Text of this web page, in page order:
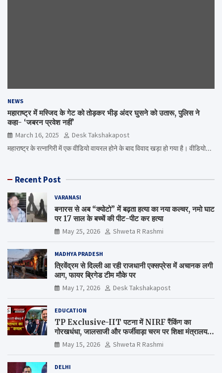
NEWS
महाराष्ट्र में मस्जिद के गेट को तोड़कर भीड़ अंदर घुसने को उतारू, पुलिस ने
कहा- ‘जबरन प्रवेश नहीं’
March 16, 2025
Desk Takshakapost
महाराष्ट्र के रत्नागिरी में एक वीडियो वायरल होने के बाद विवाद खड़ा हो गया है। वीडियो…
Recent Post
VARANASI
बनारस से अब “क्योटो” में बढ़ता हत्या का नया कल्चर, नमो घाट
पर 17 साल के बच्चें की पीट-पीट कर हत्या
May 25, 2026 Shweta R Rashmi
MADHYA PRADESH
त्रिवेंद्रम से दिल्ली आ रही राजधानी एक्सप्रेस में अचानक लगी
आग, फायर ब्रिगेड टीम मौके पर
May 17, 2026 Desk Takshakapost
EDUCATION
TP Exclusive-IIT पटना में NIRF रैंकिंग का
गोरखधंधा, जालसाजी और फर्जीवाड़ा चरम पर शिक्षा मंत्रालय
कब जागेगा ?
May 15, 2026 Shweta R Rashmi
DELHI